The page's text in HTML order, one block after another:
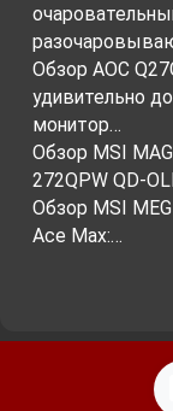
Обзор AOC
удивительно
монитор…
Обзор MSI MAG
272QPW QD-
Обзор MSI
Ace Max:…